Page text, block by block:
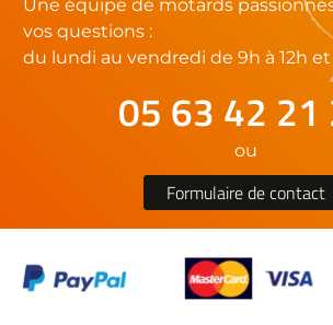
Une équipe de motards
vos questions :
du lundi au vendredi de 9h à 12h et
05 63 42 21
ou
Formulaire de contact